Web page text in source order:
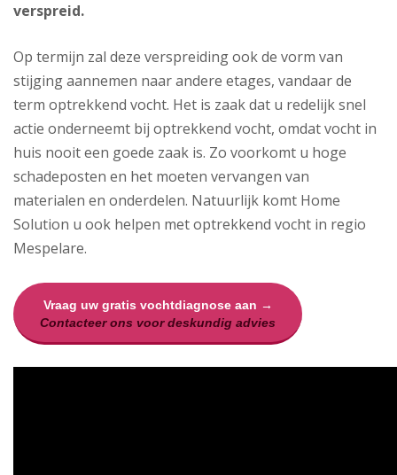
verspreid.
Op termijn zal deze verspreiding ook de vorm van
stijging aannemen naar andere etages, vandaar de
term optrekkend vocht. Het is zaak dat u redelijk snel
actie onderneemt bij optrekkend vocht, omdat vocht in
huis nooit een goede zaak is. Zo voorkomt u hoge
schadeposten en het moeten vervangen van
materialen en onderdelen. Natuurlijk komt Home
Solution u ook helpen met optrekkend vocht in regio
Mespelare.
Vraag uw gratis vochtdiagnose aan →
Contacteer ons voor deskundig advies